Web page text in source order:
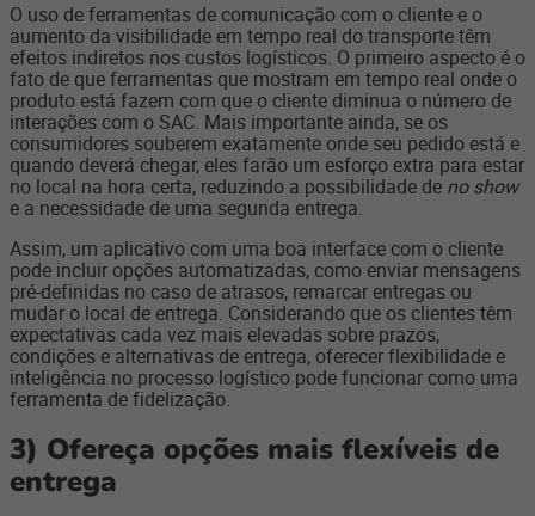
O uso de ferramentas de comunicação com o cliente e o
aumento da visibilidade em tempo real do transporte têm
efeitos indiretos nos custos logísticos. O primeiro aspecto é o
fato de que ferramentas que mostram em tempo real onde o
produto está fazem com que o cliente diminua o número de
interações com o SAC. Mais importante ainda, se os
consumidores souberem exatamente onde seu pedido está e
quando deverá chegar, eles farão um esforço extra para estar
no local na hora certa, reduzindo a possibilidade de no show
e a necessidade de uma segunda entrega.
Assim, um aplicativo com uma boa interface com o cliente
pode incluir opções automatizadas, como enviar mensagens
pré-definidas no caso de atrasos, remarcar entregas ou
mudar o local de entrega. Considerando que os clientes têm
expectativas cada vez mais elevadas sobre prazos,
condições e alternativas de entrega, oferecer flexibilidade e
inteligência no processo logístico pode funcionar como uma
ferramenta de fidelização.
3) Ofereça opções mais flexíveis de
entrega